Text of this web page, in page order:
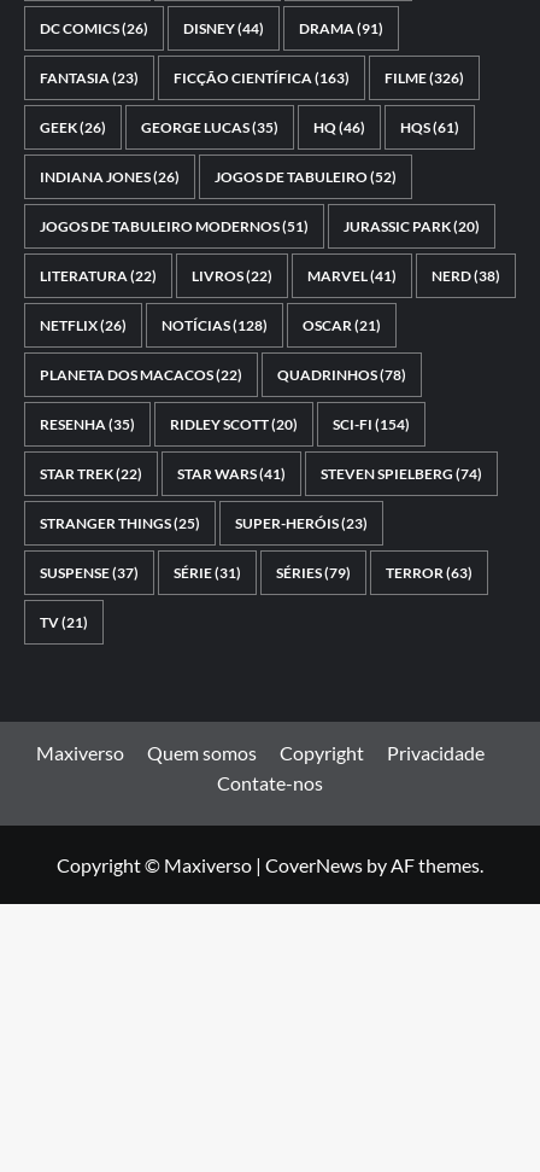
DC COMICS(26) DISNEY(44) DRAMA(91)
FANTASIA(23) FICÇÃO CIENTÍFICA(163) FILME(326)
GEEK(26) GEORGE LUCAS(35) HQ(46) HQS(61)
INDIANA JONES(26) JOGOS DE TABULEIRO(52)
JOGOS DE TABULEIRO MODERNOS(51) JURASSIC PARK(20)
LITERATURA(22) LIVROS(22) MARVEL(41) NERD(38)
NETFLIX(26) NOTÍCIAS(128) OSCAR(21)
PLANETA DOS MACACOS(22) QUADRINHOS(78)
RESENHA(35) RIDLEY SCOTT(20) SCI-FI (154)
STAR TREK(22) STAR WARS(41) STEVEN SPIELBERG (74)
STRANGER THINGS(25) SUPER-HERÓIS(23)
SUSPENSE(37) SÉRIE(31) SÉRIES(79) TERROR(63)
TV(21)
Maxiverso Quem somos Copyright
Privacidade
Contate-nos
Copyright © Maxiverso | CoverNews by AF themes.